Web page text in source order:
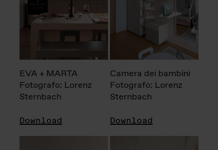
EVA + MARTA
Fotografo: Lorenz
Sternbach
Download
Camera dei bambini
Fotografo: Lorenz
Sternbach
Download